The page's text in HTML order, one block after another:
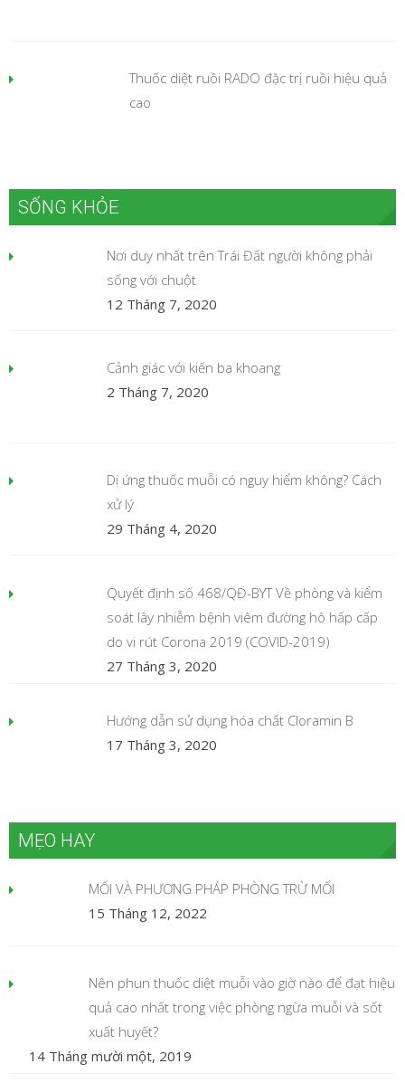
Thuốc diệt ruồi RADO đặc trị ruồi hiệu quả
cao
SỐNG KHỎE
Nơi duy nhất trên Trái Đất người không phải
sống với chuột
12 Tháng 7, 2020
Cảnh giác với kiến ba khoang
2 Tháng 7, 2020
Dị ứng thuốc muỗi có nguy hiểm không? Cách
xử lý
29 Tháng 4, 2020
Quyết định số 468/QĐ-BYT Về phòng và kiểm
soát lây nhiễm bệnh viêm đường hô hấp cấp
do vi rút Corona 2019 (COVID-2019)
27 Tháng 3, 2020
Hướng dẫn sử dụng hóa chất Cloramin B
17 Tháng 3, 2020
MẸO HAY
MỐI VÀ PHƯƠNG PHÁP PHÒNG TRỪ MỐI
15 Tháng 12, 2022
Nên phun thuốc diệt muỗi vào giờ nào để đạt hiệu
quả cao nhất trong việc phòng ngừa muỗi và sốt
xuất huyết?
14 Tháng mười một, 2019